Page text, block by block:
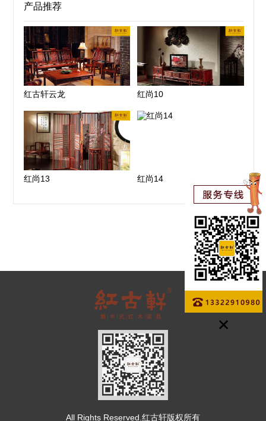
产品推荐
红古轩云龙 红尚10
红尚13 红尚14
All Rights Reserved.红古轩版权所有